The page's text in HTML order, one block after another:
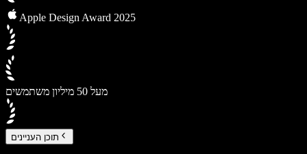
Apple Design Award 2025
מעל 50 מיליון משתמשים
תוכן העניינים